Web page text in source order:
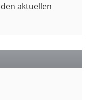
aktuellen